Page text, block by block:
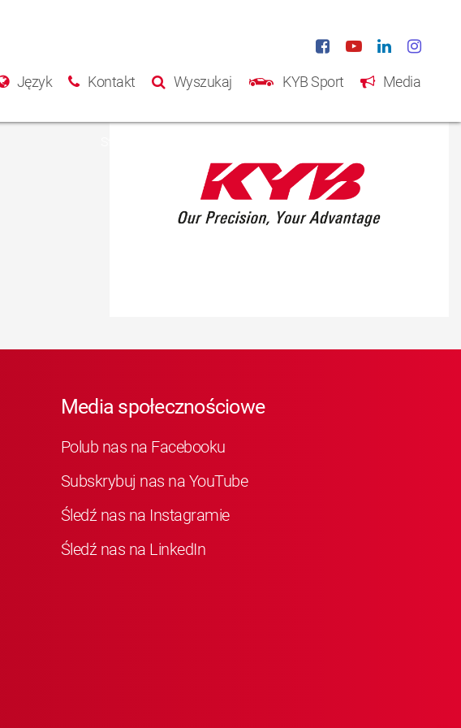
Język Kontakt Wyszukaj KYB Sport Media
Media społecznościowe
Polub nas na Facebooku
Subskrybuj nas na YouTube
Śledź nas na Instagramie
Śledź nas na LinkedIn